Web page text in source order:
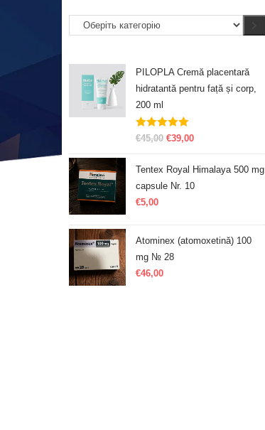
PILOPLA Cremă placentară
hidratantă pentru față și corp,
200 ml
Evaluat la
€45,00 €39,00
Tentex Royal Himalaya 500 mg
capsule Nr. 10
€5,00
Atominex (atomoxetină) 100
mg № 28
€46,00